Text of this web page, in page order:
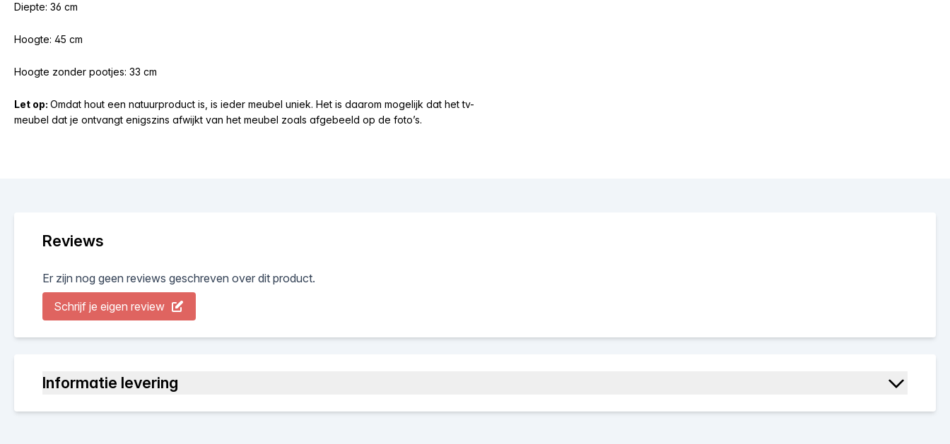
Diepte: 36 cm
Hoogte: 45 cm
Hoogte zonder pootjes: 33 cm
Let op: Omdat hout een natuurproduct is, is ieder meubel uniek. Het is daarom mogelijk dat het tv-
meubel dat je ontvangt enigszins afwijkt van het meubel zoals afgebeeld op de foto’s.
Reviews
Er zijn nog geen reviews geschreven over dit product.
Schrijf je eigen review
Informatie levering